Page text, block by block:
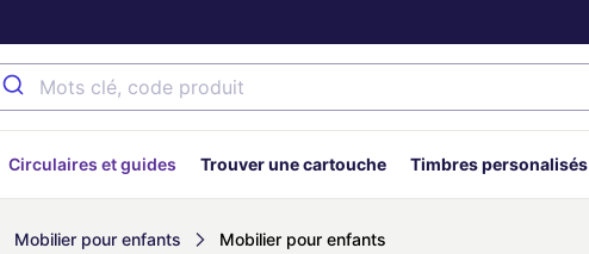
Circulaires et guides Trouver une cartouche Timbres personalisés
Mobilier pour enfants Mobilier pour enfants